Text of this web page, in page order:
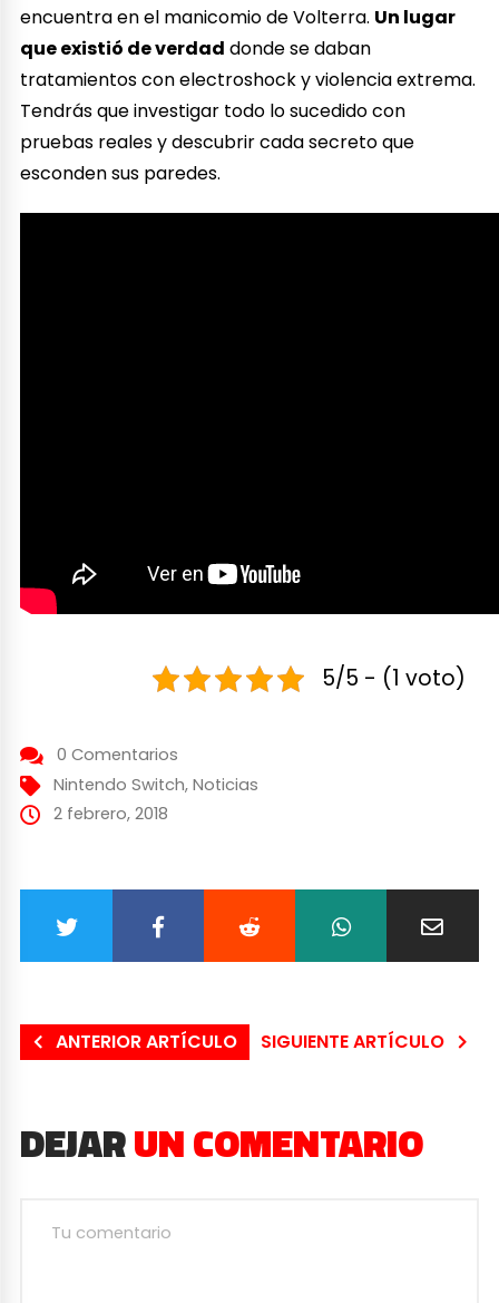
encuentra en el manicomio de Volterra. Un lugar
que existió de verdad donde se daban
tratamientos con electroshock y violencia extrema.
Tendrás que investigar todo lo sucedido con
pruebas reales y descubrir cada secreto que
esconden sus paredes.
5/5 - (1 voto)
0 Comentarios
Nintendo Switch, Noticias
2 febrero, 2018
ANTERIOR ARTÍCULO SIGUIENTE ARTÍCULO
DEJARUN COMENTARIO